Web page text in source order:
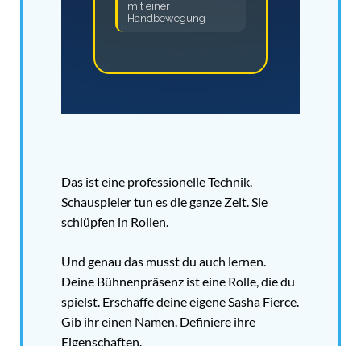
mit einer
Handbewegung
Das ist eine professionelle Technik.
Schauspieler tun es die ganze Zeit. Sie
schlüpfen in Rollen.
Und genau das musst du auch lernen.
Deine Bühnenpräsenz ist eine Rolle, die du
spielst. Erschaffe deine eigene Sasha Fierce.
Gib ihr einen Namen. Definiere ihre
Eigenschaften.